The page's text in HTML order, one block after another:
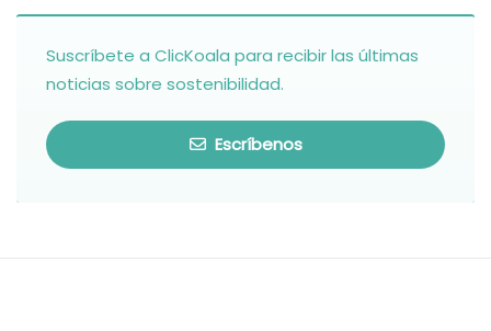
Suscríbete a ClicKoala para recibir las últimas
noticias sobre sostenibilidad.
Escríbenos